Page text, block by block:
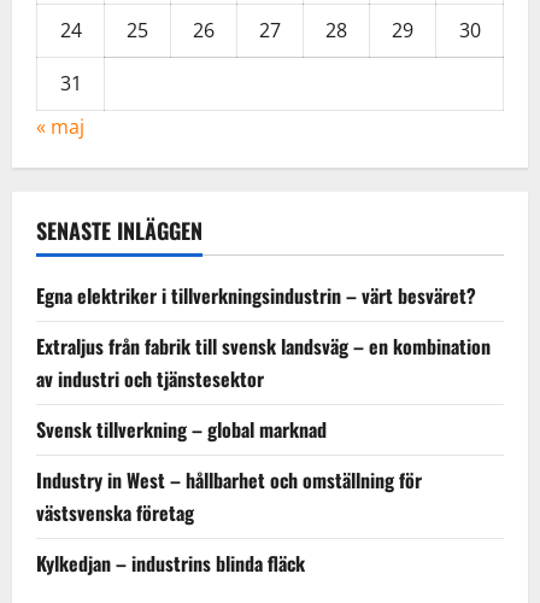
24
25 26 27 28 29
30
31
« maj
SENASTE INLÄGGEN
Egna elektriker i tillverkningsindustrin – värt besväret?
Extraljus från fabrik till svensk landsväg – en kombination
av industri och tjänstesektor
Svensk tillverkning – global marknad
Industry in West – hållbarhet och omställning för
västsvenska företag
Kylkedjan – industrins blinda fläck